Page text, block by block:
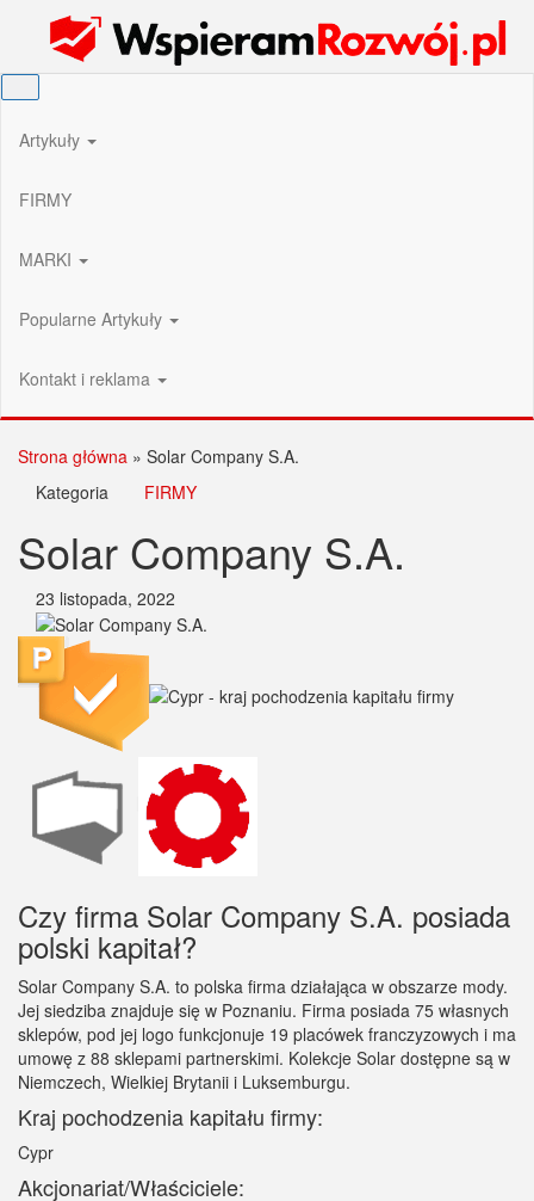
Wspieram Rozwój PL
Artykuły
FIRMY
MARKI
Popularne Artykuły
Kontakt i reklama
Strona główna » Solar Company S.A.
Kategoria
FIRMY
Solar Company S.A.
23 listopada, 2022
Czy firma Solar Company S.A. posiada
polski kapitał?
Solar Company S.A. to polska firma działająca w obszarze mody.
Jej siedziba znajduje się w Poznaniu. Firma posiada 75 własnych
sklepów, pod jej logo funkcjonuje 19 placówek franczyzowych i ma
umowę z 88 sklepami partnerskimi. Kolekcje Solar dostępne są w
Niemczech, Wielkiej Brytanii i Luksemburgu.
Kraj pochodzenia kapitału firmy:
Cypr
Akcjonariat/Właściciele: